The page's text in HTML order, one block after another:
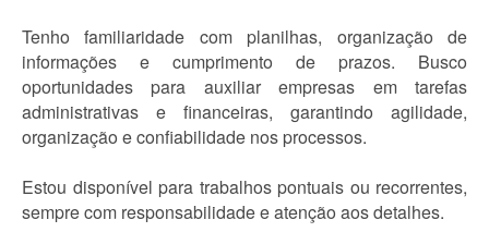
Tenho familiaridade com planilhas, organização de
informações e cumprimento de prazos. Busco
oportunidades para auxiliar empresas em tarefas
administrativas e financeiras, garantindo agilidade,
organização e confiabilidade nos processos.
Estou disponível para trabalhos pontuais ou recorrentes,
sempre com responsabilidade e atenção aos detalhes.